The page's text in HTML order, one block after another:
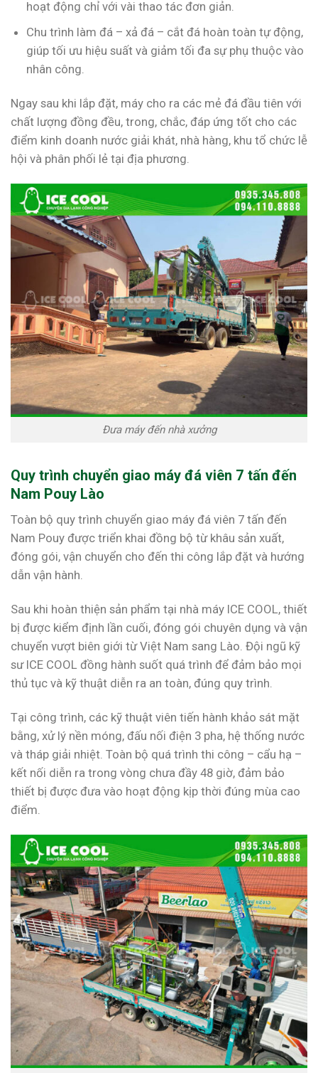
hoạt động chỉ với vài thao tác đơn giản.
Chu trình làm đá – xả đá – cắt đá hoàn toàn tự động,
giúp tối ưu hiệu suất và giảm tối đa sự phụ thuộc vào
nhân công.
Ngay sau khi lắp đặt, máy cho ra các mẻ đá đầu tiên với
chất lượng đồng đều, trong, chắc, đáp ứng tốt cho các
điểm kinh doanh nước giải khát, nhà hàng, khu tổ chức lễ
hội và phân phối lẻ tại địa phương.
Đưa máy đến nhà xưởng
Quy trình chuyển giao máy đá viên 7 tấn đến
Nam Pouy Lào
Toàn bộ quy trình chuyển giao máy đá viên 7 tấn đến
Nam Pouy được triển khai đồng bộ từ khâu sản xuất,
đóng gói, vận chuyển cho đến thi công lắp đặt và hướng
dẫn vận hành.
Sau khi hoàn thiện sản phẩm tại nhà máy ICE COOL, thiết
bị được kiểm định lần cuối, đóng gói chuyên dụng và vận
chuyển vượt biên giới từ Việt Nam sang Lào. Đội ngũ kỹ
sư ICE COOL đồng hành suốt quá trình để đảm bảo mọi
thủ tục và kỹ thuật diễn ra an toàn, đúng quy trình.
Tại công trình, các kỹ thuật viên tiến hành khảo sát mặt
bằng, xử lý nền móng, đấu nối điện 3 pha, hệ thống nước
và tháp giải nhiệt. Toàn bộ quá trình thi công – cẩu hạ –
kết nối diễn ra trong vòng chưa đầy 48 giờ, đảm bảo
thiết bị được đưa vào hoạt động kịp thời đúng mùa cao
điểm.